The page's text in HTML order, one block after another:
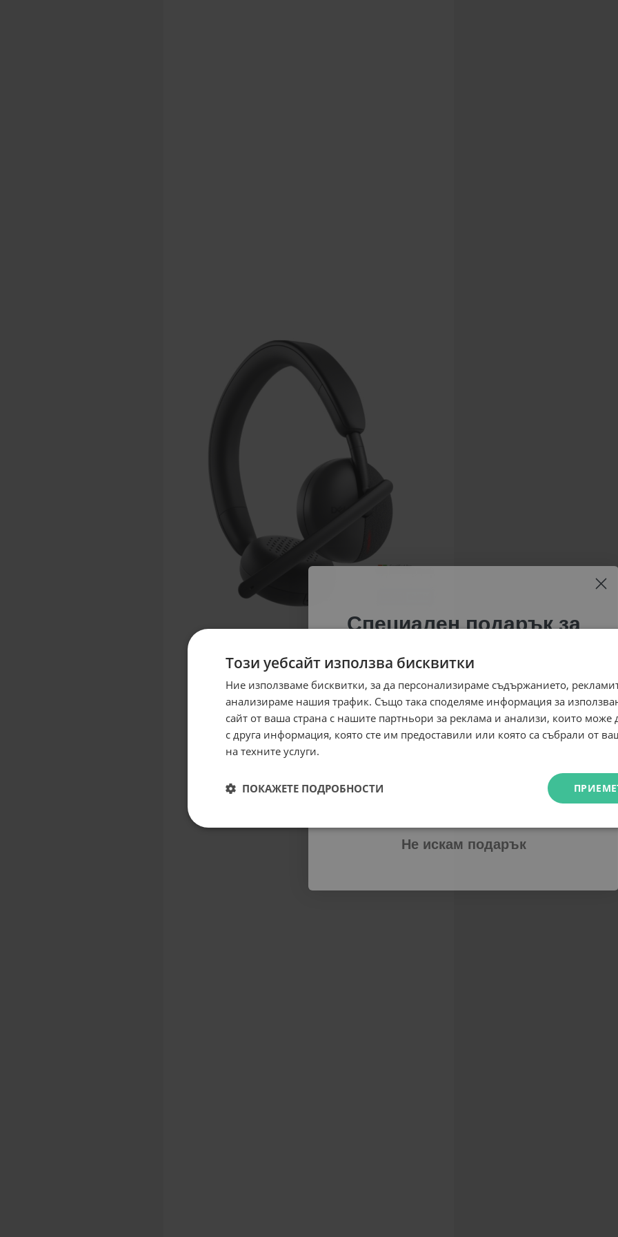
Този уебсайт използва бисквитки
Ние използваме бисквитки, за да персонализираме съдържанието,
анализираме нашия трафик. Също така споделяме информация за
сайт от ваша страна с нашите партньори за реклама и анализи, които може
с друга информация, която сте им предоставили или която са събрали от
на техните услуги.
ПОКАЖЕТЕ ПОДРОБНОСТИ
Специален подарък за
специални предложения само за теб като
въведеш само email адрес и получи отстъпка от
първата ти поръчка.
Email
Не искам подарък